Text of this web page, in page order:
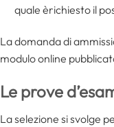
quale èrichiesto il
La domanda di
modulo online
Le prove
La selezione si svolge